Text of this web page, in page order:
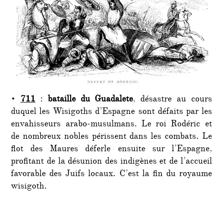
•711 : bataille du Guadalete, désastre au cours
duquel les Wisigoths d’Espagne sont défaits par les
envahisseurs arabo-musulmans. Le roi Rodéric et
de nombreux nobles périssent dans les combats. Le
flot des Maures déferle ensuite sur l’Espagne,
profitant de la désunion des indigènes et de l’accueil
favorable des Juifs locaux. C’est la fin du royaume
wisigoth.